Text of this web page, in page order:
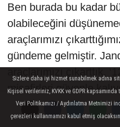
Ben burada bu kadar
olabileceğini
araçlarımızı
gündeme gelmiştir.
misafirleri güvenle
olmadığı ortaya çıktı.
Başkanı olarak
Sizlere daha iyi hizmet sunabilmek adına
Kişisel verileriniz, KVKK ve GDPR
Veri Politikamızı / Aydınlatma Metnimizi
çerezleri kullanmamızı kabul etmiş